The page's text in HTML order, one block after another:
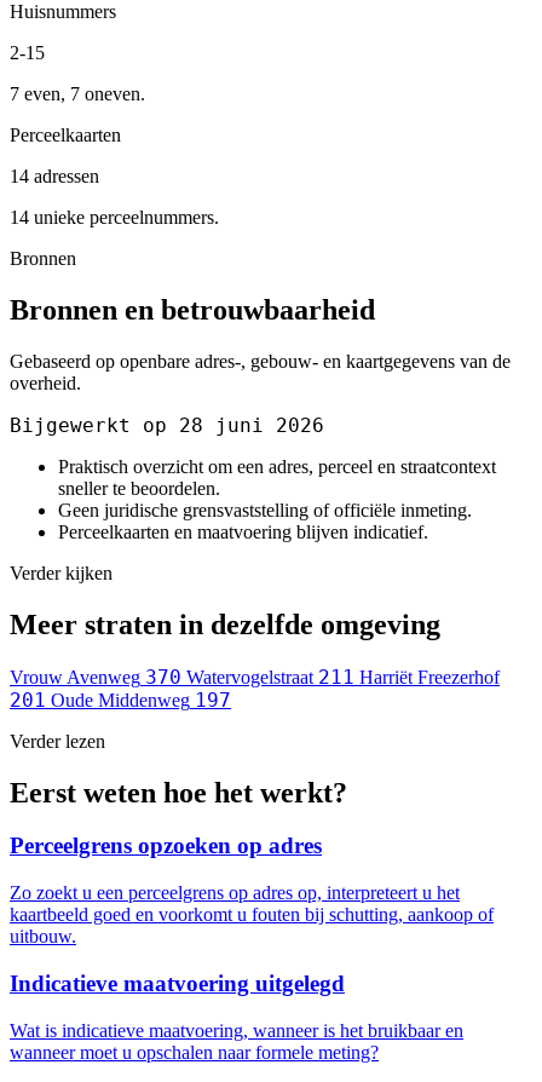
Huisnummers
2-15
7 even, 7 oneven.
Perceelkaarten
14 adressen
14 unieke perceelnummers.
Bronnen
Bronnen en betrouwbaarheid
Gebaseerd op openbare adres-, gebouw- en kaartgegevens van de
overheid.
Bijgewerkt op 28 juni 2026
Praktisch overzicht om een adres, perceel en straatcontext
sneller te beoordelen.
Geen juridische grensvaststelling of officiële inmeting.
Perceelkaarten en maatvoering blijven indicatief.
Verder kijken
Meer straten in dezelfde omgeving
Vrouw Avenweg 370 Watervogelstraat 211 Harriët Freezerhof
201 Oude Middenweg 197
Verder lezen
Eerst weten hoe het werkt?
Perceelgrens opzoeken op adres
Zo zoekt u een perceelgrens op adres op, interpreteert u het
kaartbeeld goed en voorkomt u fouten bij schutting, aankoop of
uitbouw.
Indicatieve maatvoering uitgelegd
Wat is indicatieve maatvoering, wanneer is het bruikbaar en
wanneer moet u opschalen naar formele meting?